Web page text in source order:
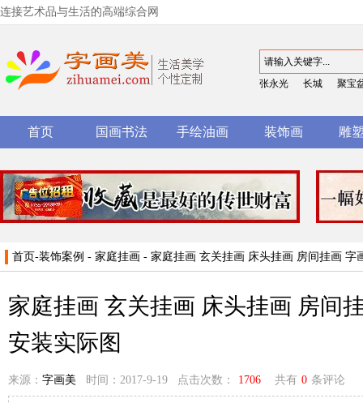
连接艺术品与生活的高端综合网
张永光 长城 聚宝
首页 国画书法 手绘油画 装饰画 雕
首页-装饰案例 - 家庭挂画 - 家庭挂画 玄关挂画 床头挂画 房间挂画 字
家庭挂画 玄关挂画 床头挂画 房间
安装实际图
来源： 字画美 时间：2017-9-19 点击次数： 1706 共有 0 条评论